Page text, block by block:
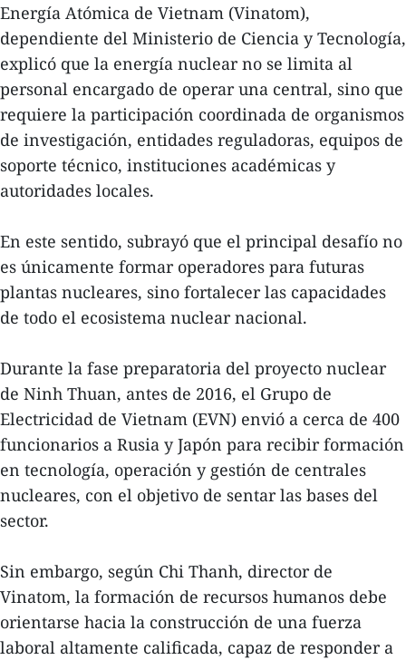
Energía Atómica de Vietnam (Vinatom),
dependiente del Ministerio de Ciencia y Tecnología,
explicó que la energía nuclear no se limita al
personal encargado de operar una central, sino que
requiere la participación coordinada de organismos
de investigación, entidades reguladoras, equipos de
soporte técnico, instituciones académicas y
autoridades locales.
En este sentido, subrayó que el principal desafío no
es únicamente formar operadores para futuras
plantas nucleares, sino fortalecer las capacidades
de todo el ecosistema nuclear nacional.
Durante la fase preparatoria del proyecto nuclear
de Ninh Thuan, antes de 2016, el Grupo de
Electricidad de Vietnam (EVN) envió a cerca de 400
funcionarios a Rusia y Japón para recibir formación
en tecnología, operación y gestión de centrales
nucleares, con el objetivo de sentar las bases del
sector.
Sin embargo, según Chi Thanh, director de
Vinatom, la formación de recursos humanos debe
orientarse hacia la construcción de una fuerza
laboral altamente calificada, capaz de responder a